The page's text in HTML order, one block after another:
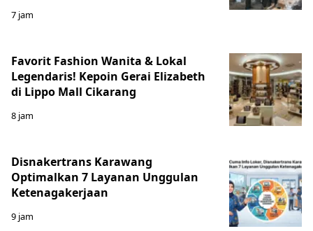
7 jam
Favorit Fashion Wanita & Lokal
Legendaris! Kepoin Gerai Elizabeth
di Lippo Mall Cikarang
8 jam
Disnakertrans Karawang
Optimalkan 7 Layanan Unggulan
Ketenagakerjaan
9 jam